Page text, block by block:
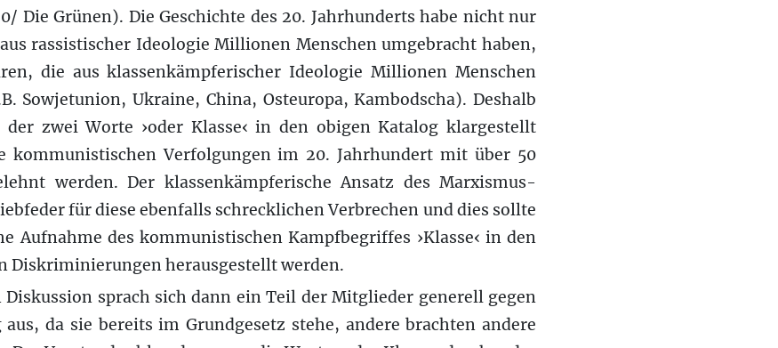
Die Grünen). Die Geschichte des 20. Jahrhunderts habe nicht nur
rassistischer Ideologie Millionen Menschen umgebracht haben,
die aus klassenkämpferischer Ideologie Millionen Menschen
Sowjetunion, Ukraine, China, Osteuropa, Kambodscha). Deshalb
zwei Worte ›oder Klasse‹ in den obigen Katalog klargestellt
kommunistischen Verfolgungen im 20. Jahrhundert mit über 50
werden. Der klassenkämpferische Ansatz des Marxismus-
für diese ebenfalls schrecklichen Verbrechen und dies sollte
Aufnahme des kommunistischen Kampfbegriffes ›Klasse‹ in den
Diskriminierungen herausgestellt werden.
Diskussion sprach sich dann ein Teil der Mitglieder generell gegen
aus, da sie bereits im Grundgesetz stehe, andere brachten andere